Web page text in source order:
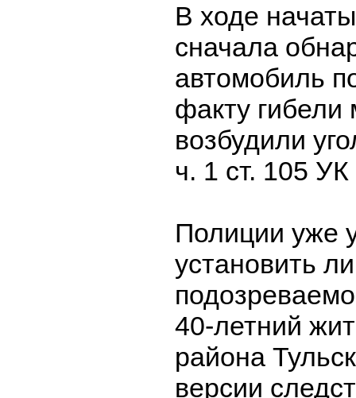
В ходе
сначала
автомобиль
факту
возбудили
ч. 1 ст. 105
Полиции уже
установить
40-летний
района
версии